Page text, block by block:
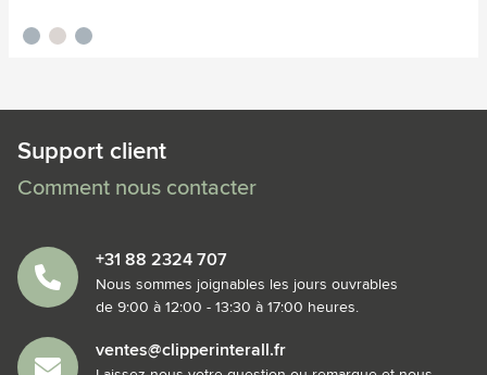
noir titanebleu nordique
Support client
Comment nous contacter
+31 88 2324 707
Nous sommes joignables les jours ouvrables
de 9:00 à 12:00 - 13:30 à 17:00 heures.
ventes@clipperinterall.fr